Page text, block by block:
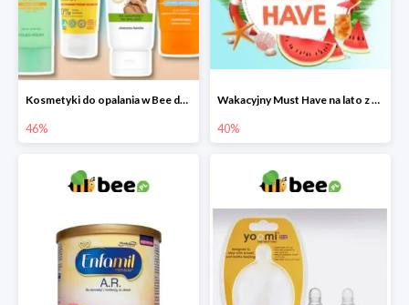
Kosmetyki do opalania w Bee do -46%
46%
Wakacyjny Must Have na lato z maluszkiem w Bee do -40%
40%